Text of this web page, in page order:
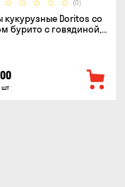
(0)
кукурузные Doritos со
бурито с говядиной,
шт